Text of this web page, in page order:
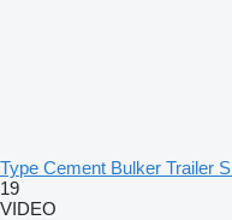
Type Cement Bulker Trailer
19
VIDEO